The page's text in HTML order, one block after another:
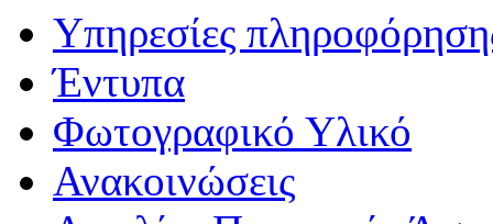
Υπηρεσίες
Έντυπα
Φωτογραφικό Υλικό
Ανακοινώσεις